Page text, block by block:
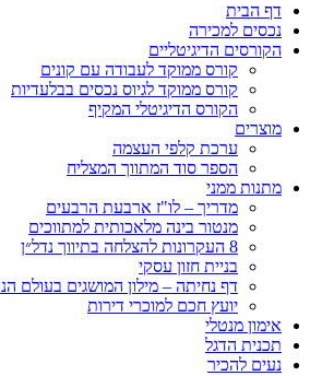
דף הבית
נכסים למכירה
הקורסים הדיגיטליים
קורס ממוקד לעבודה עם קונים
קורס ממוקד לגיוס נכסים בבלעדיות
הקורס הדיגיטלי המקיף
מוצרים
ערכת קלפי העצמה
הספר סוד המתווך המצליח
מתנות ממני
מדריך – לו"ז ארבעת הרבעים
מנטור בינה מלאכותית למתווכים
8 העקרונות להצלחה בתיווך נדל״ן
בניית חזון עסקי
דף נחיתה – מילון המושגים בעולם
יועץ חכם למוכרי דירות
אימון מנטלי
תכנית הדגל
נעים להכיר